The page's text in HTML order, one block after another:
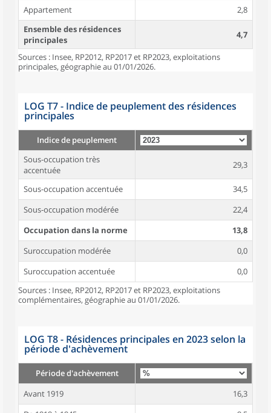
Appartement
2,8
Ensemble des résidences
principales
4,7
Sources : Insee, RP2012, RP2017 et RP2023, exploitations
principales, géographie au 01/01/2026.
LOG T7 - Indice de peuplement des résidences
principales
Indice de peuplement
Sous-occupation très
accentuée
29,3
Sous-occupation accentuée
34,5
Sous-occupation modérée
22,4
Occupation dans la norme
13,8
Suroccupation modérée
0,0
Suroccupation accentuée
0,0
Sources : Insee, RP2012, RP2017 et RP2023, exploitations
complémentaires, géographie au 01/01/2026.
LOG T8 - Résidences principales en 2023 selon la
période d'achèvement
Période d'achèvement
Avant 1919
16,3